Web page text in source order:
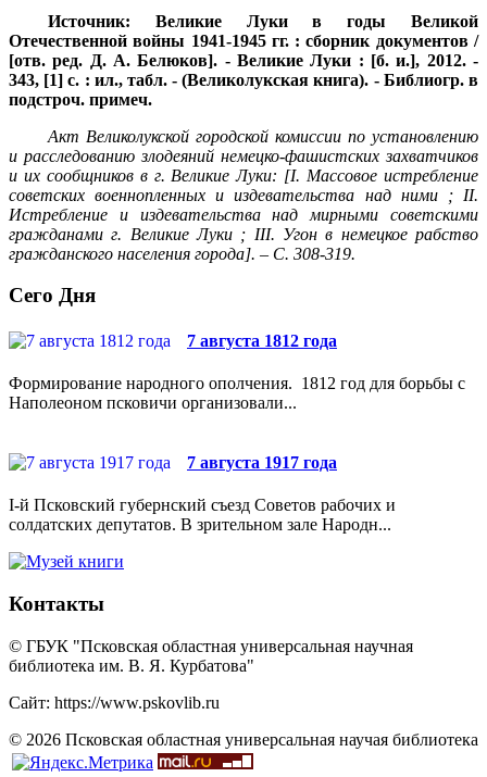
Источник: Великие Луки в годы Великой
Отечественной войны 1941-1945 гг. : сборник документов /
[отв. ред. Д. А. Белюков]. - Великие Луки : [б. и.], 2012. -
343, [1] с. : ил., табл. - (Великолукская книга). - Библиогр. в
подстроч. примеч.
Акт Великолукской городской комиссии по установлению
и расследованию злодеяний немецко-фашистских захватчиков
и их сообщников в г. Великие Луки: [I. Массовое истребление
советских военнопленных и издевательства над ними ; II.
Истребление и издевательства над мирными советскими
гражданами г. Великие Луки ; III. Угон в немецкое рабство
гражданского населения города]. – С. 308-319.
Сего Дня
7 августа 1812 года
Формирование народного ополчения. 1812 год для борьбы с
Наполеоном псковичи организовали...
7 августа 1917 года
I-й Псковский губернский съезд Советов рабочих и
солдатских депутатов. В зрительном зале Народн...
Контакты
© ГБУК "Псковская областная универсальная научная
библиотека им. В. Я. Курбатова"
Сайт: https://www.pskovlib.ru
© 2026 Псковская областная универсальная научая библиотека